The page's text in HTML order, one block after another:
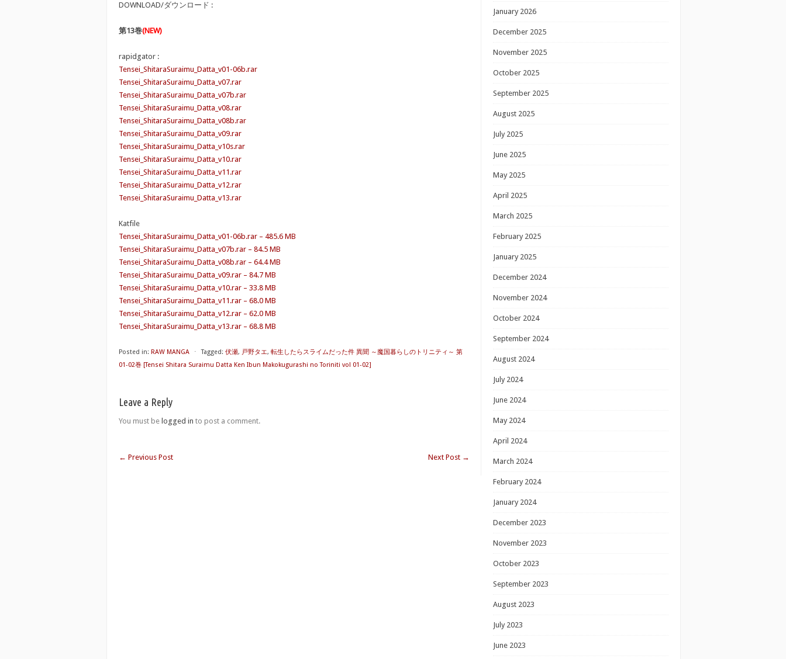
DOWNLOAD/ダウンロード :
第13巻(NEW)
rapidgator :
Tensei_ShitaraSuraimu_Datta_v01-06b.rar
Tensei_ShitaraSuraimu_Datta_v07.rar
Tensei_ShitaraSuraimu_Datta_v07b.rar
Tensei_ShitaraSuraimu_Datta_v08.rar
Tensei_ShitaraSuraimu_Datta_v08b.rar
Tensei_ShitaraSuraimu_Datta_v09.rar
Tensei_ShitaraSuraimu_Datta_v10s.rar
Tensei_ShitaraSuraimu_Datta_v10.rar
Tensei_ShitaraSuraimu_Datta_v11.rar
Tensei_ShitaraSuraimu_Datta_v12.rar
Tensei_ShitaraSuraimu_Datta_v13.rar
Katfile
Tensei_ShitaraSuraimu_Datta_v01-06b.rar – 485.6 MB
Tensei_ShitaraSuraimu_Datta_v07b.rar – 84.5 MB
Tensei_ShitaraSuraimu_Datta_v08b.rar – 64.4 MB
Tensei_ShitaraSuraimu_Datta_v09.rar – 84.7 MB
Tensei_ShitaraSuraimu_Datta_v10.rar – 33.8 MB
Tensei_ShitaraSuraimu_Datta_v11.rar – 68.0 MB
Tensei_ShitaraSuraimu_Datta_v12.rar – 62.0 MB
Tensei_ShitaraSuraimu_Datta_v13.rar – 68.8 MB
Posted in: RAW MANGA ⋅ Tagged: 伏瀬, 戸野タエ, 転生したらスライムだった件 異聞 ～魔国暮らしのトリニティ～ 第
01-02巻 [Tensei Shitara Suraimu Datta Ken Ibun Makokugurashi no Toriniti vol 01-02]
Leave a Reply
You must be logged in to post a comment.
← Previous Post Next Post →
January 2026
December 2025
November 2025
October 2025
September 2025
August 2025
July 2025
June 2025
May 2025
April 2025
March 2025
February 2025
January 2025
December 2024
November 2024
October 2024
September 2024
August 2024
July 2024
June 2024
May 2024
April 2024
March 2024
February 2024
January 2024
December 2023
November 2023
October 2023
September 2023
August 2023
July 2023
June 2023